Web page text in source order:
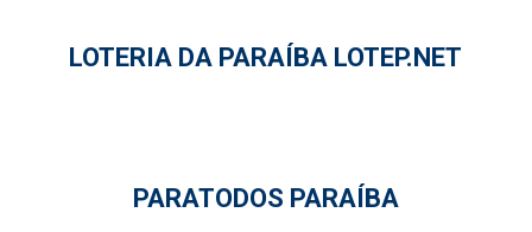
LOTERIA DA PARAÍBA LOTEP.NET
PARATODOS PARAÍBA